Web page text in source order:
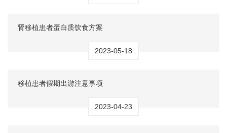
肾移植患者蛋白质饮食方案
2023-05-18
移植患者假期出游注意事项
2023-04-23